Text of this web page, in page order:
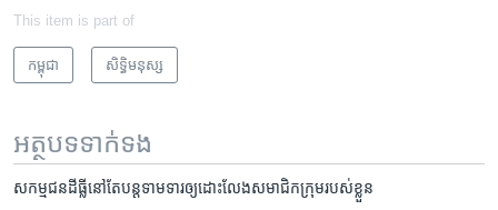
This item is part of
កម្ពុជា សិទ្ធិ​មនុស្ស
អត្ថបទ​ទាក់ទង
សកម្មជន​ដីធ្លី​នៅ​តែ​បន្ត​ទាម​ទារ​ឲ្យ​ដោះ​លែង​សមាជិក​ក្រុម​របស់​ខ្លួន